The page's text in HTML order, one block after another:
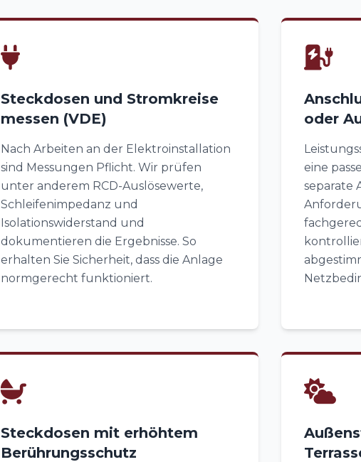
Steckdosen und Stromkreise
messen (VDE)
Nach Arbeiten an der Elektroinstallation
sind Messungen Pflicht. Wir prüfen
unter anderem RCD-Auslösewerte,
Schleifenimpedanz und
Isolationswiderstand und
dokumentieren die Ergebnisse. So
erhalten Sie Sicherheit, dass die Anlage
normgerecht funktioniert.
oder
eine
separate
Steckdosen mit erhöhtem
Berührungsschutz